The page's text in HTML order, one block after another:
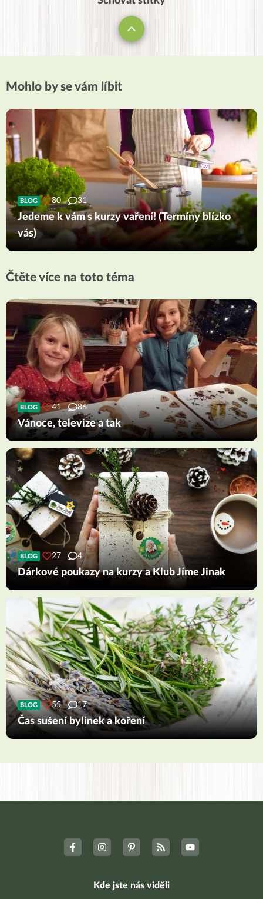
Mohlo by se vám líbit
BLOG 80 31
Jedeme k vám s kurzy vaření! (Termíny blízko
vás)
Čtěte více na toto téma
BLOG 41 86
Vánoce, televize a tak
BLOG 27 4
Dárkové poukazy na kurzy a Klub Jíme Jinak
BLOG 55 17
Čas sušení bylinek a koření
Kde jste nás viděli